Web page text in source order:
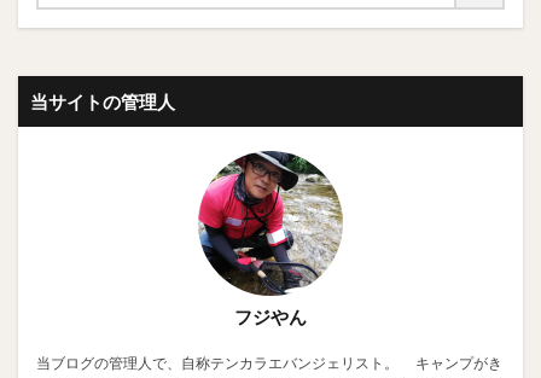
当サイトの管理人
フジやん
当ブログの管理人で、自称テンカラエバンジェリスト。 キャンプがき